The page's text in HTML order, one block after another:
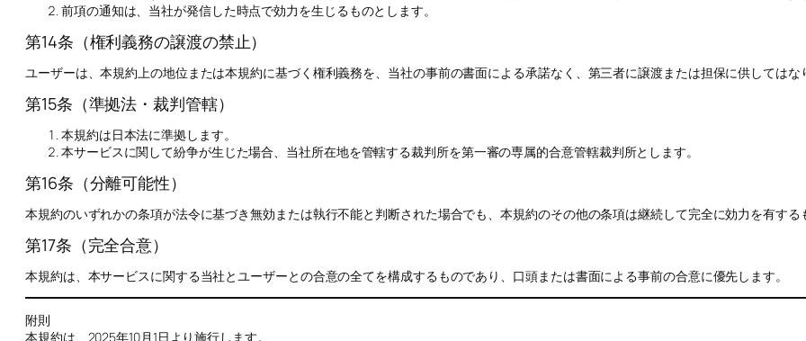
前項の通知は、当社が発信した時点で効力を生じるものとします。
第14条（権利義務の譲渡の禁止）
ユーザーは、本規約上の地位または本規約に基づく権利義務を、当社の事前の書面による承諾なく、第三者に譲渡または担保に供してはな
第15条（準拠法・裁判管轄）
本規約は日本法に準拠します。
本サービスに関して紛争が生じた場合、当社所在地を管轄する裁判所を第一審の専属的合意管轄裁判所とします。
第16条（分離可能性）
本規約のいずれかの条項が法令に基づき無効または執行不能と判断された場合でも、本規約のその他の条項は継続して完全に効力を有する
第17条（完全合意）
本規約は、本サービスに関する当社とユーザーとの合意の全てを構成するものであり、口頭または書面による事前の合意に優先します。
附則
本規約は、2025年10月1日より施行します。